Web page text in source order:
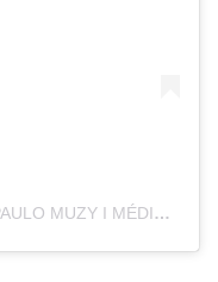
Uma publicação compartilhada por PAULO MUZY I MÉDICO CRM115573 (@paulomuzy)